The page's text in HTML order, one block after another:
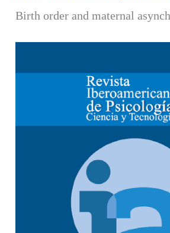
Birth order and maternal